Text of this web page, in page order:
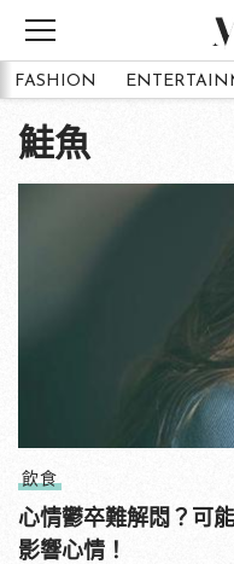
FASHION
鮭魚
飲食
心情鬱卒難解悶？可
影響心情！